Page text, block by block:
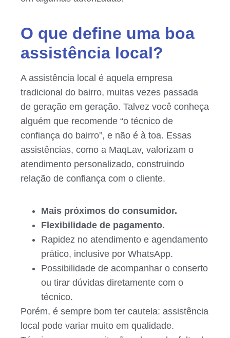
O que define uma boa
assistência local?
A assistência local é aquela empresa
tradicional do bairro, muitas vezes passada
de geração em geração. Talvez você conheça
alguém que recomende “o técnico de
confiança do bairro”, e não é à toa. Essas
assistências, como a MaqLav, valorizam o
atendimento personalizado, construindo
relação de confiança com o cliente.
Mais próximos do consumidor.
Flexibilidade de pagamento.
Rapidez no atendimento e agendamento
prático, inclusive por WhatsApp.
Possibilidade de acompanhar o conserto
ou tirar dúvidas diretamente com o
técnico.
Porém, é sempre bom ter cautela: assistência
local pode variar muito em qualidade.